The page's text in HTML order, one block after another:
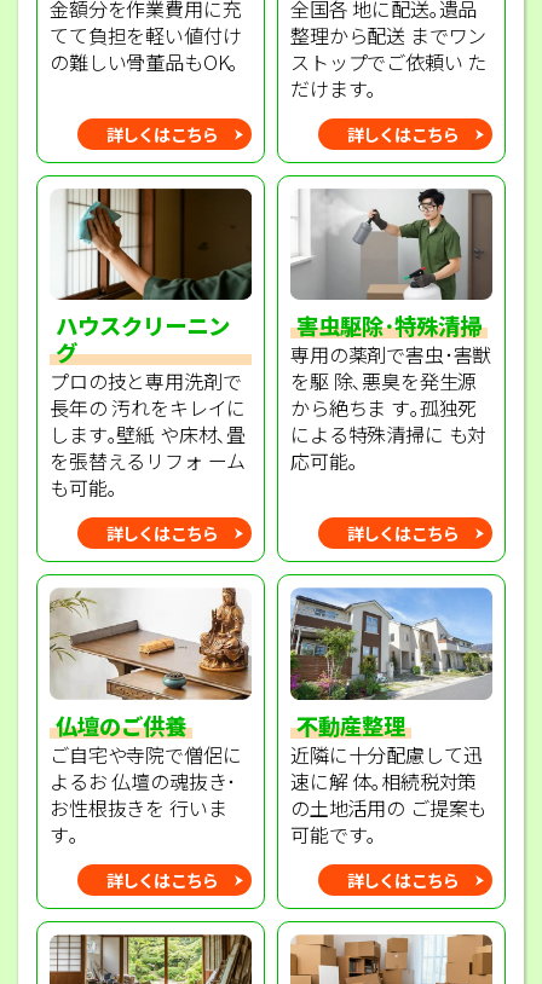
金額分を作業費用に充
てて負担を軽い値付け
の難しい骨董品もOK｡
詳しくはこちら
全国各 地に配送｡遺品
整理から配送 までワン
ストップでご依頼い た
だけます｡
詳しくはこちら
ハウスクリーニン
グ
プロの技と専用洗剤で
長年の 汚れをキレイに
します｡壁紙 や床材､畳
を張替えるリフォ ーム
も可能｡
詳しくはこちら
害虫駆除･特殊清掃
専用の薬剤で害虫･害獣
を駆 除､悪臭を発生源
から絶ちま す｡孤独死
による特殊清掃に も対
応可能｡
詳しくはこちら
仏壇のご供養
ご自宅や寺院で僧侶に
よるお 仏壇の魂抜き･
お性根抜きを 行いま
す｡
詳しくはこちら
不動産整理
近隣に十分配慮して迅
速に解 体｡相続税対策
の土地活用の ご提案も
可能です｡
詳しくはこちら